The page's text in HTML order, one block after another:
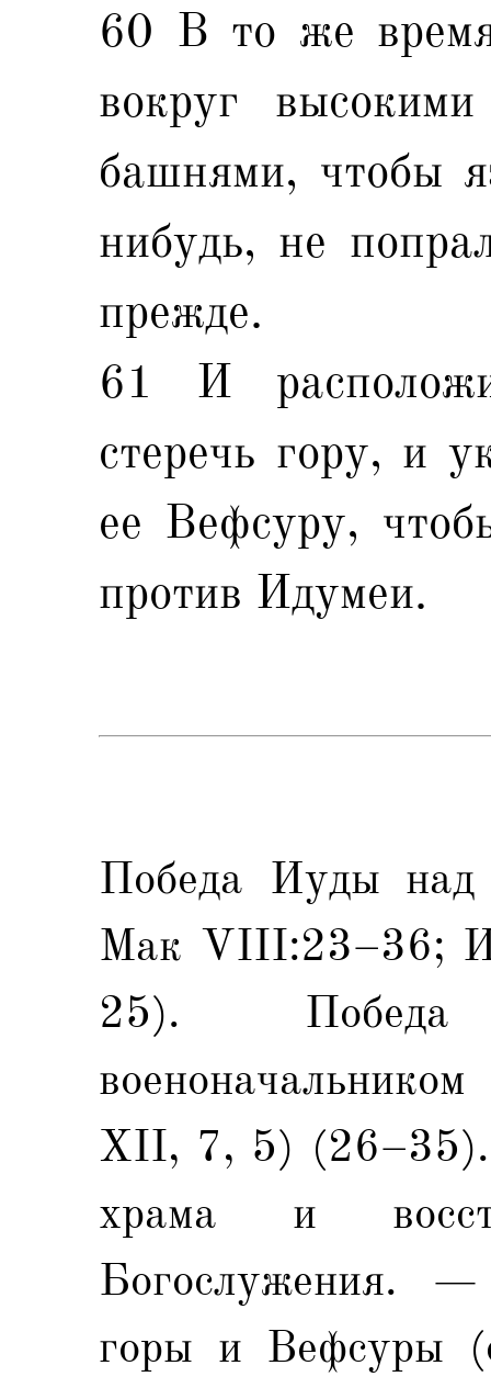
60 В то же
вокруг
башнями, чтобы
нибудь, не
прежде.
61 И
стеречь гору, и
ее Вефсуру,
против Идумеи.
Победа Иуды над
Мак VIII:23–36;
25).
XII, 7, 5) (26–35).
храма и
Богослужения.
горы и Вефсуры